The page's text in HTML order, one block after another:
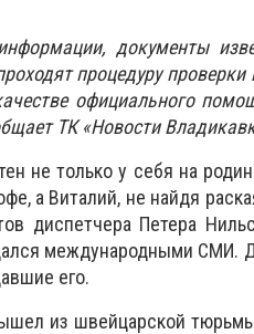
документы
процедуру
официального
ТК «Новости
не только у себя на
а Виталий, не найдя
диспетчера Петера
международными СМИ.
его.
из швейцарской